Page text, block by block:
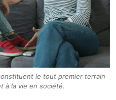
le tout premier terrain
à la vie en société.